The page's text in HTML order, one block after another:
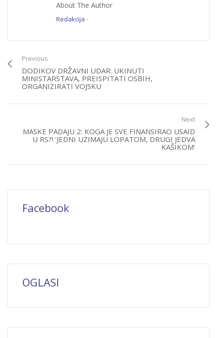
About The Author
Redakcija -
Previous
DODIKOV DRŽAVNI UDAR: UKINUTI
MINISTARSTAVA, PREISPITATI OSBIH,
ORGANIZIRATI VOJSKU
Next
MASKE PADAJU 2: KOGA JE SVE FINANSIRAO USAID
U RS?! ‘JEDNI UZIMAJU LOPATOM, DRUGI JEDVA
KAŠIKOM’
Facebook
OGLASI